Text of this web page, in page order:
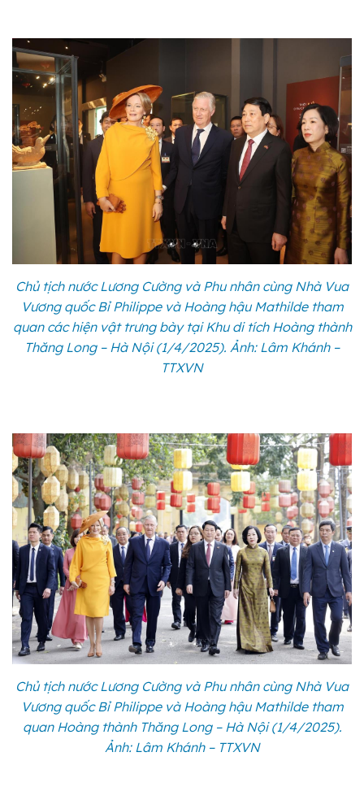
Chủ tịch nước Lương Cường và Phu nhân cùng Nhà Vua
Vương quốc Bỉ Philippe và Hoàng hậu Mathilde tham
quan các hiện vật trưng bày tại Khu di tích Hoàng thành
Thăng Long – Hà Nội (1/4/2025). Ảnh: Lâm Khánh –
TTXVN
Chủ tịch nước Lương Cường và Phu nhân cùng Nhà Vua
Vương quốc Bỉ Philippe và Hoàng hậu Mathilde tham
quan Hoàng thành Thăng Long – Hà Nội (1/4/2025).
Ảnh: Lâm Khánh – TTXVN